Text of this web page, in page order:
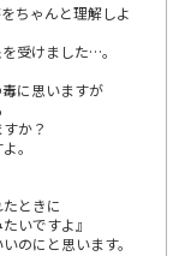
ちゃんと理解しよ
受けました…。
に思いますが
か？
。
ときに
いですよ』
のにと思います。